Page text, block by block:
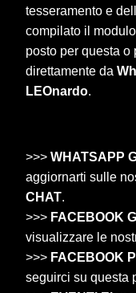
tesseramento e
compilato il
posto per questa o
direttamente da
LEOnardo.
>>>WHATSAPP
aggiornarti sulle
CHAT.
>>> FACEBOOK
visualizzare le
>>> FACEBOOK
seguirci su questa